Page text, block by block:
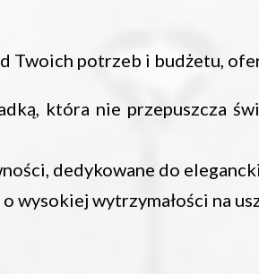
Twoich potrzeb i budżetu,
która nie przepuszcza
dedykowane do
wysokiej wytrzymałości na